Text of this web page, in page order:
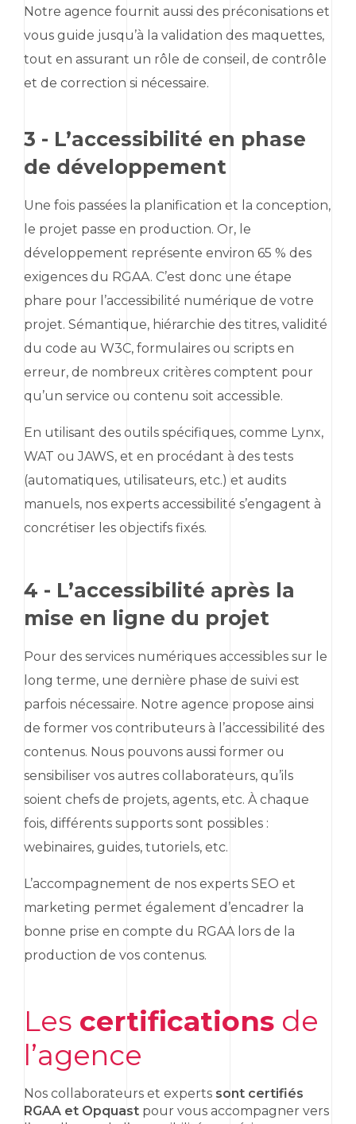
Notre agence fournit aussi des préconisations et
vous guide jusqu’à la validation des maquettes,
tout en assurant un rôle de conseil, de contrôle
et de correction si nécessaire.
3 - L’accessibilité en phase
de développement
Une fois passées la planification et la conception,
le projet passe en production. Or, le
développement représente environ 65 % des
exigences du RGAA. C’est donc une étape
phare pour l’accessibilité numérique de votre
projet. Sémantique, hiérarchie des titres, validité
du code au W3C, formulaires ou scripts en
erreur, de nombreux critères comptent pour
qu’un service ou contenu soit accessible.
En utilisant des outils spécifiques, comme Lynx,
WAT ou JAWS, et en procédant à des tests
(automatiques, utilisateurs, etc.) et audits
manuels, nos experts accessibilité s’engagent à
concrétiser les objectifs fixés.
4 - L’accessibilité après la
mise en ligne du projet
Pour des services numériques accessibles sur le
long terme, une dernière phase de suivi est
parfois nécessaire. Notre agence propose ainsi
de former vos contributeurs à l’accessibilité des
contenus. Nous pouvons aussi former ou
sensibiliser vos autres collaborateurs, qu’ils
soient chefs de projets, agents, etc. À chaque
fois, différents supports sont possibles :
webinaires, guides, tutoriels, etc.
L’accompagnement de nos experts SEO et
marketing permet également d’encadrer la
bonne prise en compte du RGAA lors de la
production de vos contenus.
Les certifications de
l’agence
Nos collaborateurs et experts sont certifiés
RGAA et Opquast pour vous accompagner vers